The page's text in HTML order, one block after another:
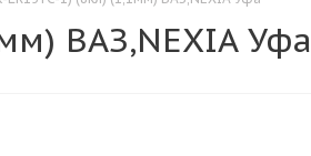
ВАЗ,NEXIA Уфа